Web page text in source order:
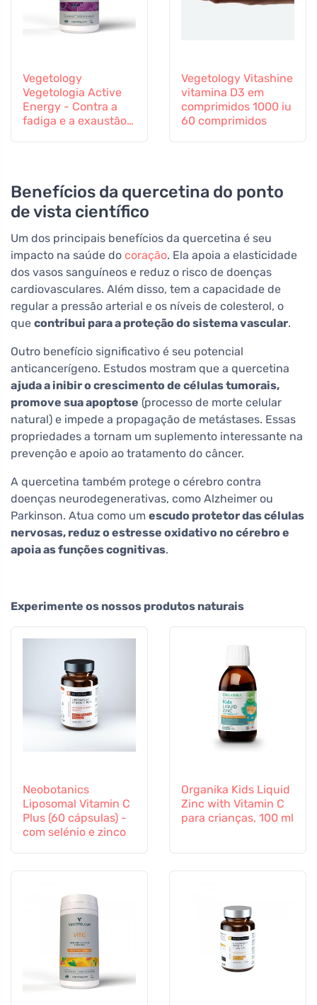
Vegetology
Vegetologia Active
Energy - Contra a
fadiga e a exaustão,
Vegetology Vitashine
vitamina D3 em
comprimidos 1000 iu
60 comprimidos
Benefícios da quercetina do ponto
de vista científico
Um dos principais benefícios da quercetina é seu
impacto na saúde do coração. Ela apoia a elasticidade
dos vasos sanguíneos e reduz o risco de doenças
cardiovasculares. Além disso, tem a capacidade de
regular a pressão arterial e os níveis de colesterol, o
que contribui para a proteção do sistema vascular.
Outro benefício significativo é seu potencial
anticancerígeno. Estudos mostram que a quercetina
ajuda a inibir o crescimento de células tumorais,
promove sua apoptose (processo de morte celular
natural) e impede a propagação de metástases. Essas
propriedades a tornam um suplemento interessante na
prevenção e apoio ao tratamento do câncer.
A quercetina também protege o cérebro contra
doenças neurodegenerativas, como Alzheimer ou
Parkinson. Atua como um escudo protetor das células
nervosas, reduz o estresse oxidativo no cérebro e
apoia as funções cognitivas.
Experimente os nossos produtos naturais
Neobotanics
Liposomal Vitamin C
Plus (60 cápsulas) -
com selénio e zinco
Organika Kids Liquid
Zinc with Vitamin C
para crianças, 100 ml